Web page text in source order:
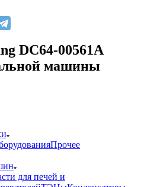
DC64-00561A
машины
Прочее
для печей и